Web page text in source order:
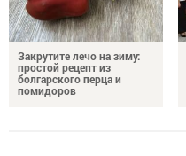
Закрутите лечо на зиму:
простой рецепт из
болгарского перца и
помидоров